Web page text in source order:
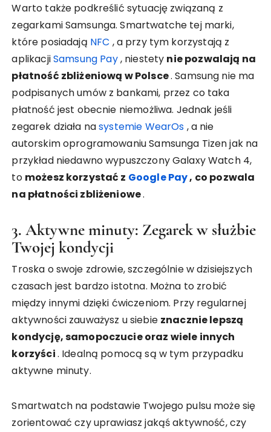
Warto także podkreślić sytuację związaną z
zegarkami Samsunga. Smartwatche tej marki,
które posiadają NFC , a przy tym korzystają z
aplikacjiSamsung Pay, niestety nie pozwalają na
płatność zbliżeniową w Polsce. Samsung nie ma
podpisanych umów z bankami, przez co taka
płatność jest obecnie niemożliwa. Jednak jeśli
zegarek działa nasystemie WearOs , a nie
autorskim oprogramowaniu Samsunga Tizen jak na
przykład niedawno wypuszczony Galaxy Watch 4,
to możesz korzystać z Google Pay, co pozwala
na płatności zbliżeniowe.
3. Aktywne minuty: Zegarek w służbie
Twojej kondycji
Troska o swoje zdrowie, szczególnie w dzisiejszych
czasach jest bardzo istotna. Można to zrobić
między innymi dzięki ćwiczeniom. Przy regularnej
aktywności zauważysz u siebie znacznie lepszą
kondycję, samopoczucie oraz wiele innych
korzyści. Idealną pomocą są w tym przypadku
aktywne minuty.
Smartwatch na podstawie Twojego pulsu może się
zorientować czy uprawiasz jakąś aktywność, czy